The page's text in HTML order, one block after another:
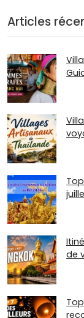
Articles
de